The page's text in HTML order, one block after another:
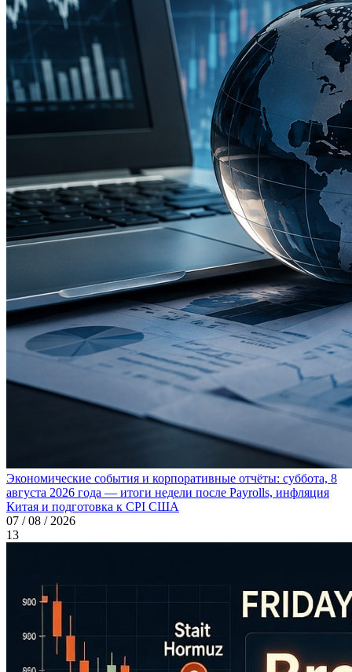
Экономические события и корпоративные отчёты: суббота, 8
августа 2026 года — итоги недели после Payrolls, инфляция
Китая и подготовка к CPI США
07 / 08 / 2026
13